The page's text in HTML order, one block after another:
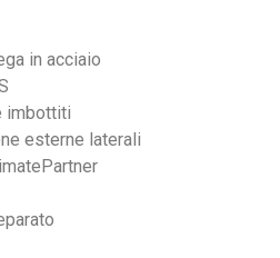
in acciaio
imbottiti
esterne laterali